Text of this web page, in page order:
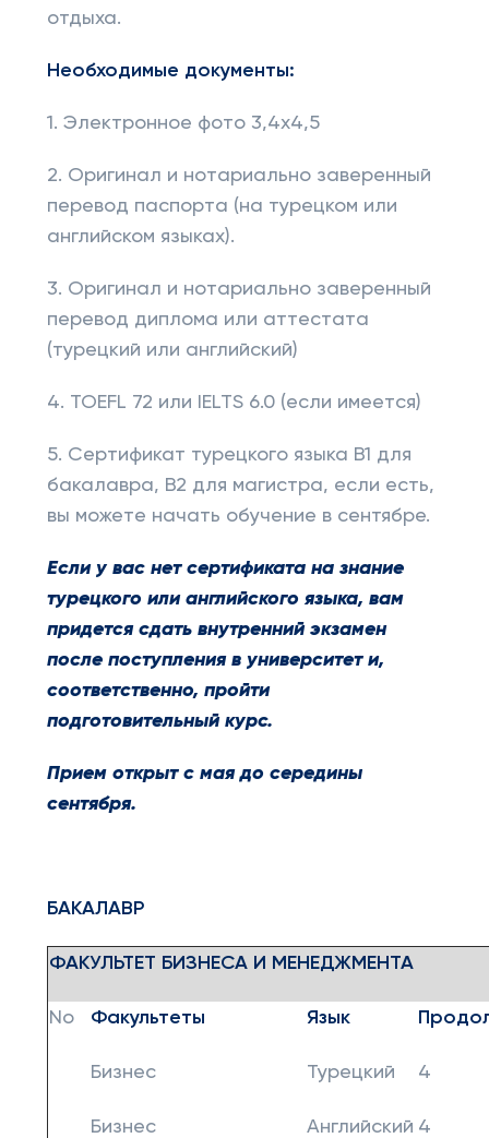
отдыха.
Необходимые документы:
1. Электронное фото 3,4х4,5
2. Оригинал и нотариально заверенный
перевод паспорта (на турецком или
английском языках).
3. Оригинал и нотариально заверенный
перевод диплома или аттестата
(турецкий или английский)
4. TOEFL 72 или IELTS 6.0 (если имеется)
5. Сертификат турецкого языка B1 для
бакалавра, B2 для магистра, если есть,
вы можете начать обучение в сентябре.
Если у вас нет сертификата на знание
турецкого или английского языка, вам
придется сдать внутренний экзамен
после поступления в университет и,
соответственно, пройти
подготовительный курс.
Прием открыт с мая до середины
сентября.
БАКАЛАВР
ФАКУЛЬТЕТ БИЗНЕСА И МЕНЕДЖМЕНТА
No Факультеты Язык
Бизнес Турецкий 4
Бизнес Английский 4